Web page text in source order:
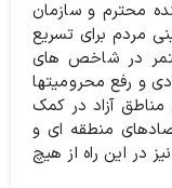
محترم و سازمان
مردم برای تسریع
در شاخص های
و رفع محرومیتها
آزاد در کمک
منطقه ای و
در این راه از هیچ